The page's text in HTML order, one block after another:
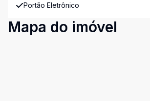
Portão Eletrônico
Mapa do imóvel